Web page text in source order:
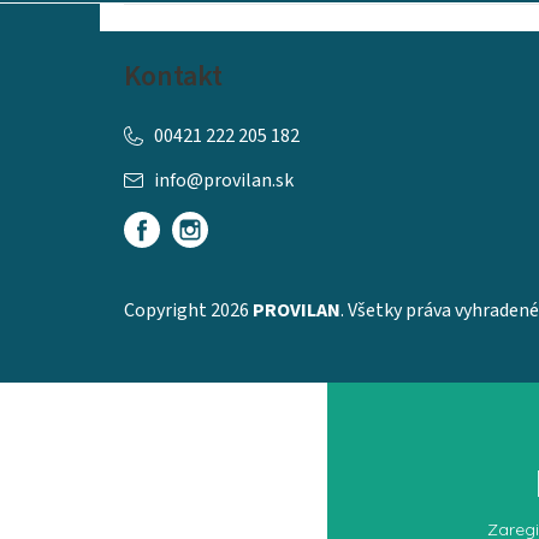
Kontakt
info@provilan.sk
00421 222 205 182
Copyright 2026 PROVILAN. Všetky práva